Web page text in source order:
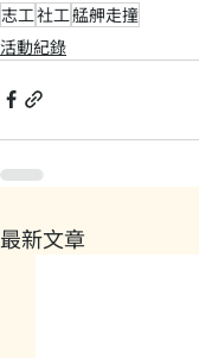
志工社工艋舺走撞
活動紀錄
最新文章